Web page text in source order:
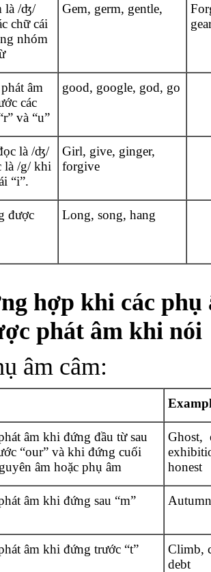
là /ʤ/
chữ cái
nhóm
Gem, germ, gentle,
âm
các
và “u”
good, google, god, go
là /ʤ/
là /g/ khi
“i”.
Girl, give, ginger,
forgive
được
Long, song, hang
hợp khi các
phát âm khi nói
âm câm:
âm khi đứng đầu từ sau
“our” và khi đứng cuối
âm hoặc phụ âm
Ghost,
honest
âm khi đứng sau “m”
âm khi đứng trước “t”
Climb,
debt